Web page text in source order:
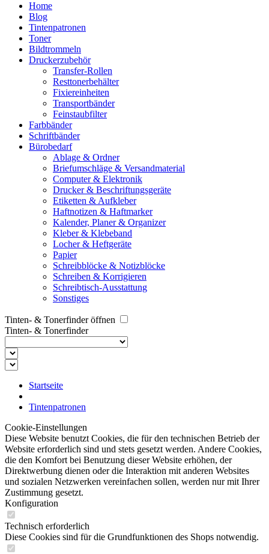
Home
Blog
Tintenpatronen
Toner
Bildtrommeln
Druckerzubehör
Transfer-Rollen
Resttonerbehälter
Fixiereinheiten
Transportbänder
Feinstaubfilter
Farbbänder
Schriftbänder
Bürobedarf
Ablage & Ordner
Briefumschläge & Versandmaterial
Computer & Elektronik
Drucker & Beschriftungsgeräte
Etiketten & Aufkleber
Haftnotizen & Haftmarker
Kalender, Planer & Organizer
Kleber & Klebeband
Locher & Heftgeräte
Papier
Schreibblöcke & Notizblöcke
Schreiben & Korrigieren
Schreibtisch-Ausstattung
Sonstiges
Tinten- & Tonerfinder öffnen
Tinten- & Tonerfinder
Startseite
Tintenpatronen
Cookie-Einstellungen
Diese Website benutzt Cookies, die für den technischen Betrieb der
Website erforderlich sind und stets gesetzt werden. Andere Cookies,
die den Komfort bei Benutzung dieser Website erhöhen, der
Direktwerbung dienen oder die Interaktion mit anderen Websites
und sozialen Netzwerken vereinfachen sollen, werden nur mit Ihrer
Zustimmung gesetzt.
Konfiguration
Technisch erforderlich
Diese Cookies sind für die Grundfunktionen des Shops notwendig.